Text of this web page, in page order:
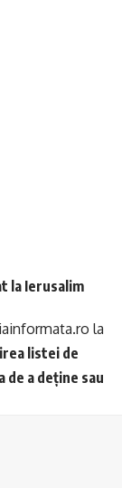
la Ierusalim
la
listei de
de a deține sau